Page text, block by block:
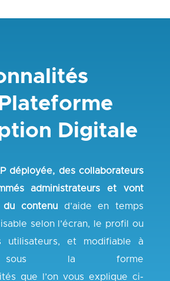
Digitale
déployée, des collaborateurs
administrateurs
et vont
contenu d’aide en temps
selon l’écran, le profil ou
utilisateurs, et modifiable à
sous la forme
que l’on vous explique ci-